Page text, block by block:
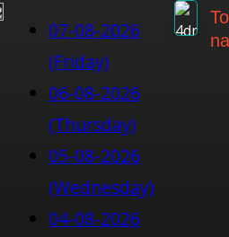
07-08-2026
(Friday)
06-08-2026
(Thursday)
05-08-2026
(Wednesday)
04-08-2026